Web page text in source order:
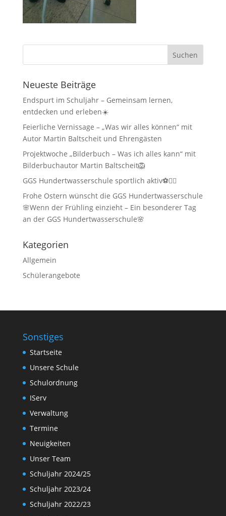
Neueste Beiträge
Endspurt im Schuljahr – Gemeinsam lernen,
entdecken und erleben☀️
Feierliche Vernissage – „Was wir alles können“ mit
Autor Martin Baltscheit und Ehrengästen
Projektwoche „Bilderbuch – Was ich alles kann“ mit
Bilderbuchautor Martin Baltscheit🦁
GGS Hundertwasserschule sportlich aktiv⚽🏃‍♂️
Frohe Ostern wünscht die GGS Hundertwasserschule
🌸Wenn der Frühling einzieht – Ein besonderer Tag
an der GGS Hundertwasserschule🌸
Kategorien
Allgemein
Schülerangebote
Sonstiges
Startseite
Unsere Schule
Schulordnung
IServ
Verwaltung
Termine
Neuigkeiten
Unser Team
Schuljahr 2024/25
Schuljahr 2023/24
Schuljahr 2022/23